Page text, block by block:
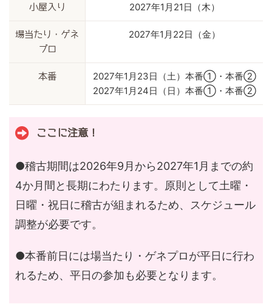
小屋入り 2027年1月21日（木）
場当たり・ゲネ
プロ
2027年1月22日（金）
本番
2027年1月23日（土）本番①・本番②
2027年1月24日（日）本番①・本番②
ここに注意！
●稽古期間は2026年9月から2027年1月までの約
4か月間と長期にわたります。原則として土曜・
日曜・祝日に稽古が組まれるため、スケジュール
調整が必要です。
●本番前日には場当たり・ゲネプロが平日に行わ
れるため、平日の参加も必要となります。